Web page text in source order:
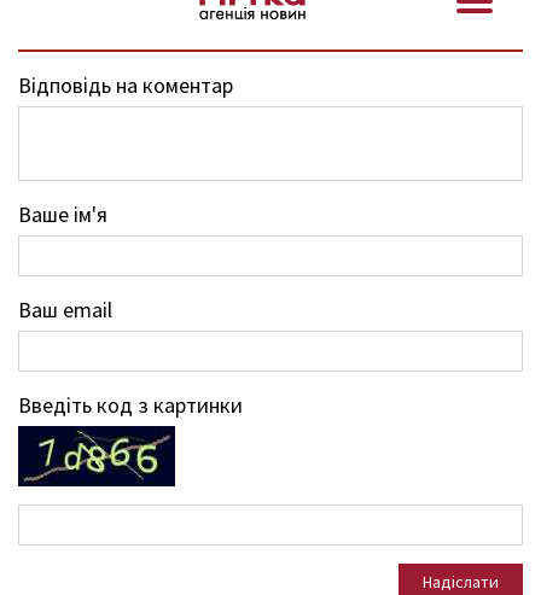
Відповідь на коментар
Ваше ім'я
Ваш email
Введіть код з картинки
Надіслати